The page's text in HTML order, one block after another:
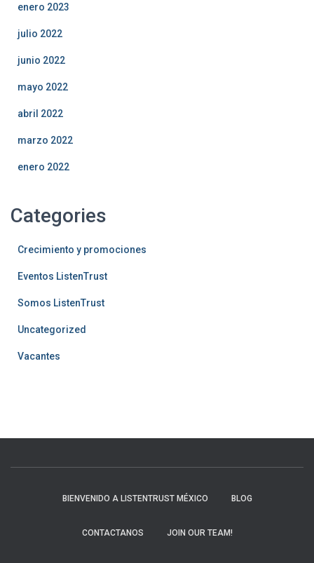
enero 2023
julio 2022
junio 2022
mayo 2022
abril 2022
marzo 2022
enero 2022
Categories
Crecimiento y promociones
Eventos ListenTrust
Somos ListenTrust
Uncategorized
Vacantes
BIENVENIDO A LISTENTRUST MÉXICO BLOG
CONTACTANOS JOIN OUR TEAM!